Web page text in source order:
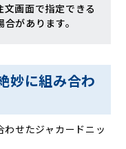
画面で指定できる
があります。
妙に組み合わ
せたジャカードニッ